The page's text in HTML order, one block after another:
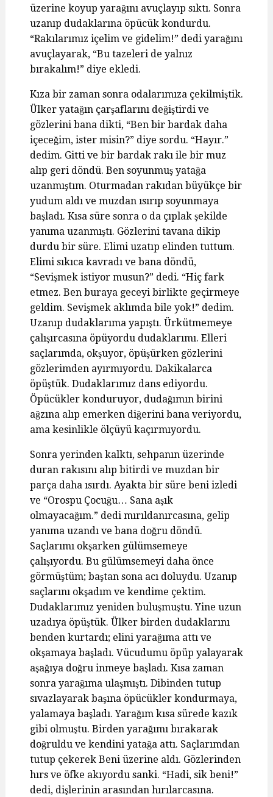
üzerine koyup yarağını avuçlayıp sıktı. Sonra
uzanıp dudaklarına öpücük kondurdu.
“Rakılarımız içelim ve gidelim!” dedi yarağını
avuçlayarak, “Bu tazeleri de yalnız
bırakalım!” diye ekledi.
Kıza bir zaman sonra odalarımıza çekilmiştik.
Ülker yatağın çarşaflarını değiştirdi ve
gözlerini bana dikti, “Ben bir bardak daha
içeceğim, ister misin?” diye sordu. “Hayır.”
dedim. Gitti ve bir bardak rakı ile bir muz
alıp geri döndü. Ben soyunmuş yatağa
uzanmıştım. Oturmadan rakıdan büyükçe bir
yudum aldı ve muzdan ısırıp soyunmaya
başladı. Kısa süre sonra o da çıplak şekilde
yanıma uzanmıştı. Gözlerini tavana dikip
durdu bir süre. Elimi uzatıp elinden tuttum.
Elimi sıkıca kavradı ve bana döndü,
“Sevişmek istiyor musun?” dedi. “Hiç fark
etmez. Ben buraya geceyi birlikte geçirmeye
geldim. Sevişmek aklımda bile yok!” dedim.
Uzanıp dudaklarıma yapıştı. Ürkütmemeye
çalışırcasına öpüyordu dudaklarımı. Elleri
saçlarımda, okşuyor, öpüşürken gözlerini
gözlerimden ayırmıyordu. Dakikalarca
öpüştük. Dudaklarımız dans ediyordu.
Öpücükler konduruyor, dudağımın birini
ağzına alıp emerken diğerini bana veriyordu,
ama kesinlikle ölçüyü kaçırmıyordu.
Sonra yerinden kalktı, sehpanın üzerinde
duran rakısını alıp bitirdi ve muzdan bir
parça daha ısırdı. Ayakta bir süre beni izledi
ve “Orospu Çocuğu… Sana aşık
olmayacağım.” dedi mırıldanırcasına, gelip
yanıma uzandı ve bana doğru döndü.
Saçlarımı okşarken gülümsemeye
çalışıyordu. Bu gülümsemeyi daha önce
görmüştüm; baştan sona acı doluydu. Uzanıp
saçlarını okşadım ve kendime çektim.
Dudaklarımız yeniden buluşmuştu. Yine uzun
uzadıya öpüştük. Ülker birden dudaklarını
benden kurtardı; elini yarağıma attı ve
okşamaya başladı. Vücudumu öpüp yalayarak
aşağıya doğru inmeye başladı. Kısa zaman
sonra yarağıma ulaşmıştı. Dibinden tutup
sıvazlayarak başına öpücükler kondurmaya,
yalamaya başladı. Yarağım kısa sürede kazık
gibi olmuştu. Birden yarağımı bırakarak
doğruldu ve kendini yatağa attı. Saçlarımdan
tutup çekerek Beni üzerine aldı. Gözlerinden
hırs ve öfke akıyordu sanki. “Hadi, sik beni!”
dedi, dişlerinin arasından hırılarcasına.